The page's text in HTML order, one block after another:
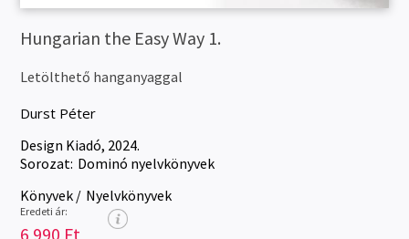
Hungarian the Easy Way 1.
Letölthető hanganyaggal
Durst Péter
Design Kiadó, 2024.
Sorozat: Dominó nyelvkönyvek
Könyvek / Nyelvkönyvek
Eredeti ár:
6 990 Ft